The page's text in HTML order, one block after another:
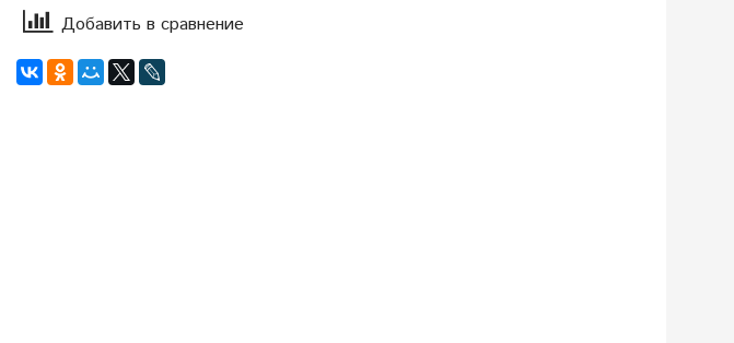
Добавить в сравнение